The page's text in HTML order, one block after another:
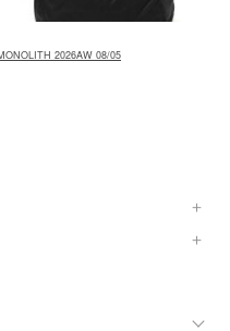
2026AW 08/05